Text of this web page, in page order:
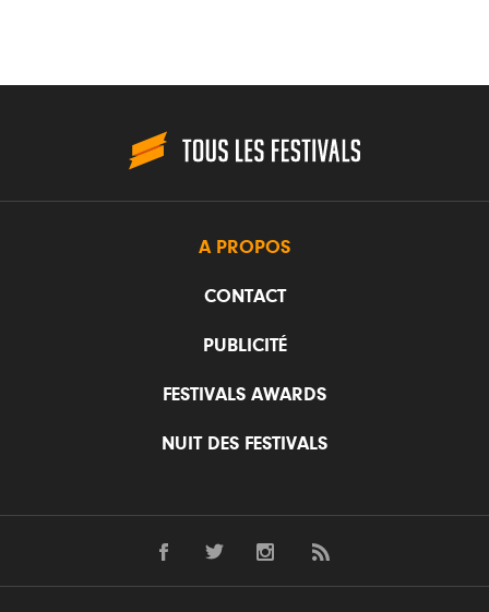
A PROPOS
CONTACT
PUBLICITÉ
FESTIVALS AWARDS
NUIT DES FESTIVALS